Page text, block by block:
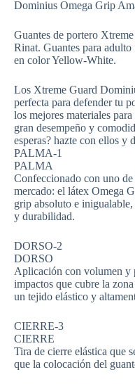
Dominius Omega Grip
Guantes de portero
Rinat. Guantes para
en color Yellow-White.
Los Xtreme Guard
perfecta para defender tu
los mejores materiales
gran desempeño y
esperas? hazte con ellos y
PALMA-1
PALMA
Confeccionado con uno
mercado: el látex Omega
grip absoluto e
y durabilidad.
DORSO-2
DORSO
Aplicación con volumen y
impactos que cubre la
un tejido elástico y
CIERRE-3
CIERRE
Tira de cierre elástica que
que la colocación del